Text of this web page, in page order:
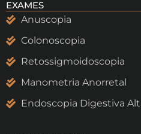
EXAMES
Anuscopia
Colonoscopia
Retossigmoidoscopia
Manometria Anorretal
Endoscopia Digestiva